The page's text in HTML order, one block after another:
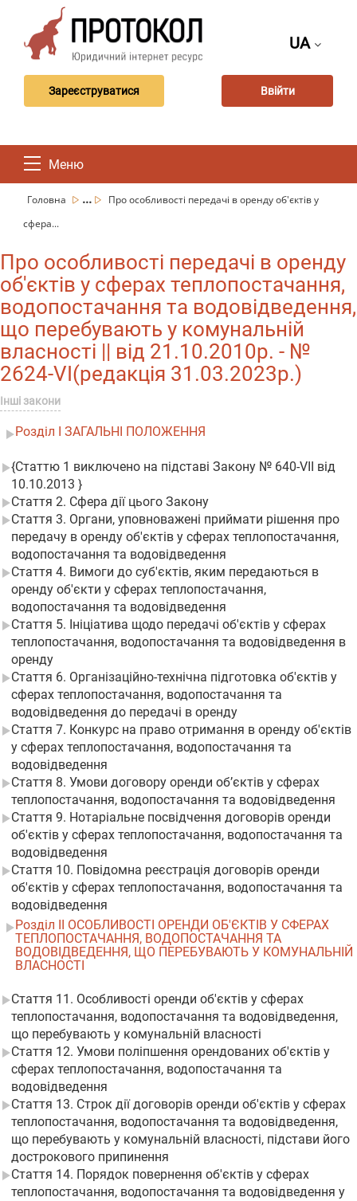
UA
Зареєструватися Ввійти
Меню
Головна ...
Про особливості передачі в оренду об'єктів у
сфера...
Про особливості передачі в оренду
об'єктів у сферах теплопостачання,
водопостачання та водовідведення,
що перебувають у комунальній
власності || від 21.10.2010р. - №
2624-VI(редакція 31.03.2023р.)
Інші закони
Розділ I ЗАГАЛЬНІ ПОЛОЖЕННЯ
{Статтю 1 виключено на підставі Закону № 640-VII від
10.10.2013 }
Стаття 2. Сфера дії цього Закону
Стаття 3. Органи, уповноважені приймати рішення про
передачу в оренду об'єктів у сферах теплопостачання,
водопостачання та водовідведення
Стаття 4. Вимоги до суб'єктів, яким передаються в
оренду об'єкти у сферах теплопостачання,
водопостачання та водовідведення
Стаття 5. Ініціатива щодо передачі об'єктів у сферах
теплопостачання, водопостачання та водовідведення в
оренду
Стаття 6. Організаційно-технічна підготовка об'єктів у
сферах теплопостачання, водопостачання та
водовідведення до передачі в оренду
Стаття 7. Конкурс на право отримання в оренду об'єктів
у сферах теплопостачання, водопостачання та
водовідведення
Стаття 8. Умови договору оренди об’єктів у сферах
теплопостачання, водопостачання та водовідведення
Стаття 9. Нотаріальне посвідчення договорів оренди
об'єктів у сферах теплопостачання, водопостачання та
водовідведення
Стаття 10. Повідомна реєстрація договорів оренди
об'єктів у сферах теплопостачання, водопостачання та
водовідведення
Розділ II ОСОБЛИВОСТІ ОРЕНДИ ОБ'ЄКТІВ У СФЕРАХ
ТЕПЛОПОСТАЧАННЯ, ВОДОПОСТАЧАННЯ ТА
ВОДОВІДВЕДЕННЯ, ЩО ПЕРЕБУВАЮТЬ У КОМУНАЛЬНІЙ
ВЛАСНОСТІ
Стаття 11. Особливості оренди об'єктів у сферах
теплопостачання, водопостачання та водовідведення,
що перебувають у комунальній власності
Стаття 12. Умови поліпшення орендованих об'єктів у
сферах теплопостачання, водопостачання та
водовідведення
Стаття 13. Строк дії договорів оренди об'єктів у сферах
теплопостачання, водопостачання та водовідведення,
що перебувають у комунальній власності, підстави його
дострокового припинення
Стаття 14. Порядок повернення об'єктів у сферах
теплопостачання, водопостачання та водовідведення у